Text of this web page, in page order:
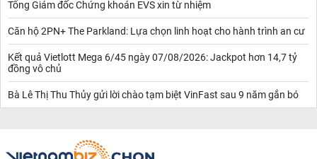
Tổng Giám đốc Chứng khoán EVS xin từ nhiệm
Căn hộ 2PN+ The Parkland: Lựa chọn linh hoạt cho hành trình an cư
Kết quả Vietlott Mega 6/45 ngày 07/08/2026: Jackpot hơn 14,7 tỷ
đồng vô chủ
Bà Lê Thị Thu Thủy gửi lời chào tạm biệt VinFast sau 9 năm gắn bó